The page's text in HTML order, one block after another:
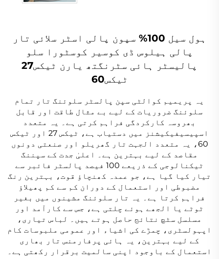
ہول سیل 100% سپون پالی اسٹر سلائی تار
پالی ہیلوس ڈی کوسیر کوسٹورا سلو
پالیسٹر ہائی سٹرنگتھ یارن ٹیکس27
ٹیکس60
یہ پریمیم کوالٹی سپن پالسٹر سلوئنگ تار تمام
سلوئنگ ضروریات کے لیے بے مثال طاقت اور قابل
بھروسہ کارکردگی فراہم کرتی ہے۔ یہ متعدد
اسپیسیفیکیشنز میں دستیاب ہے، ٹیکس 27 اور ٹیکس
60، یہ متعدد الجہت تار گھریلو اور صنعتی دونوں
مقاصد کے لیے بہترین ہے۔ اعلیٰ جدت کے سپننگ
ٹیکنالوجی کے ذریعے 100 فیصد پالسٹر فائبر سے
تیار کیا گیا ہے، جو عمدہ کھنچاؤ قوت، بہترین رنگ
مضبوطی اور استعمال کے دوران کم سے کم پھیلاؤ
فراہم کرتا ہے۔ یہ تار سلوئنگ مشینوں میں بغیر
ٹوٹے یا الجھے ہوئے چلتی ہے، جس سے کارآمد اور
مسلسل سٹچ نتائج حاصل ہوتے ہیں۔ لباس تیاری،
اپہولسٹری، چمڑے کی اشیاء اور عمومی ملبوسات کام
کے لیے بہترین، یہ ہائی پرفارمنس تار بھاری
استعمال کے باوجود اپنی سالمیت برقرار رکھتی ہے۔